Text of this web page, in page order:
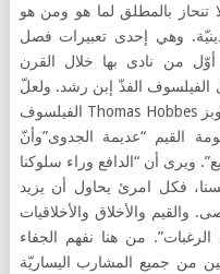
تنحاز بالمطلق لما هو ومن هو
وهي إحدى تعبيرات فصل
أوّل من نادى بها خلال القرن
الفذّ إبن رشد. ولعلّ
هذا الطرح يتّفق تماما مع فكر توماس هوبز Thomas Hobbes الفيلسوف
القيم “عديمة الجدوى”وأنّ
ويرى أن “الدافع وراء سلوكنا
فكل امرئ يحاول أن يزيد
والقيم والأخلاق والأخلاقيات
من هنا نفهم الجفاء
من جميع المشارب اليساريّة